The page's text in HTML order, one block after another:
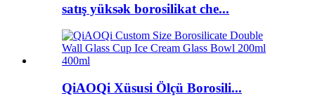
satış yüksək borosilikat che...
QiAOQi Xüsusi Ölçü Borosili...